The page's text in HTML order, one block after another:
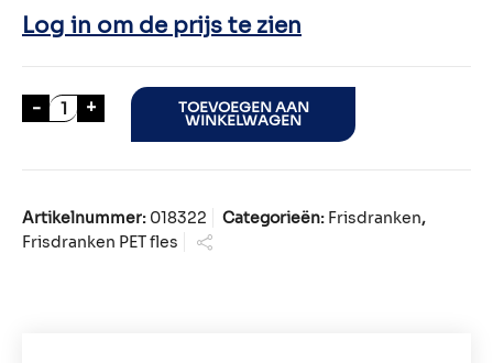
Log in om de prijs te zien
- FANTA CASSIS P.E.T. 12x50cl aantal
+ TOEVOEGEN AAN
WINKELWAGEN
Artikelnummer: 018322 Categorieën: Frisdranken,
Frisdranken PET fles